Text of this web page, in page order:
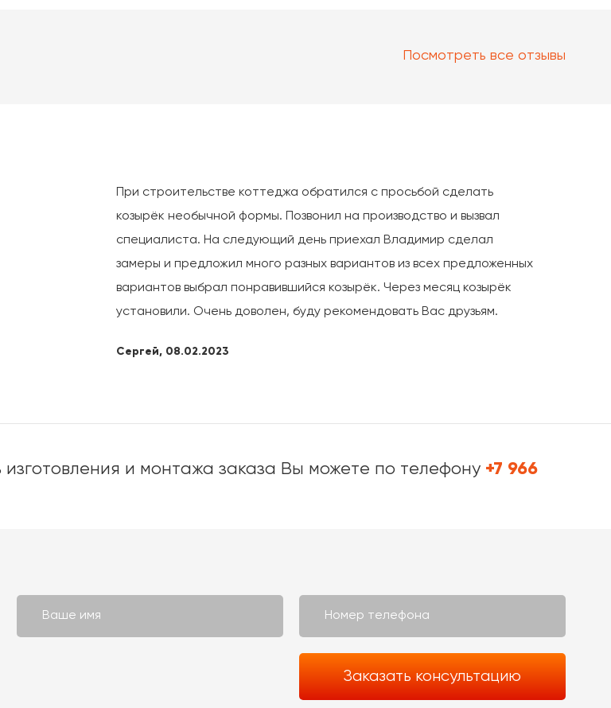
Посмотреть все отзывы
При строительстве коттеджа обратился с просьбой сделать
козырёк необычной формы. Позвонил на производство и вызвал
специалиста. На следующий день приехал Владимир сделал
замеры и предложил много разных вариантов из всех предложенных
вариантов выбрал понравившийся козырёк. Через месяц козырёк
установили. Очень доволен, буду рекомендовать Вас друзьям.
Сергей, 08.02.2023
и монтажа заказа Вы можете по телефону +7 966